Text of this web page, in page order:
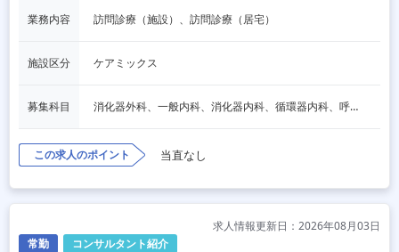
業務内容 訪問診療（施設）、訪問診療（居宅）
施設区分 ケアミックス
募集科目 消化器外科、一般内科、消化器内科、循環器内科、呼吸器内科、血液内科、脳神経内科、内分泌内科、老人内科、一般外科、その他
この求人のポイント 当直なし
常勤 コンサルタント紹介
求人情報更新日：2026年08月03日